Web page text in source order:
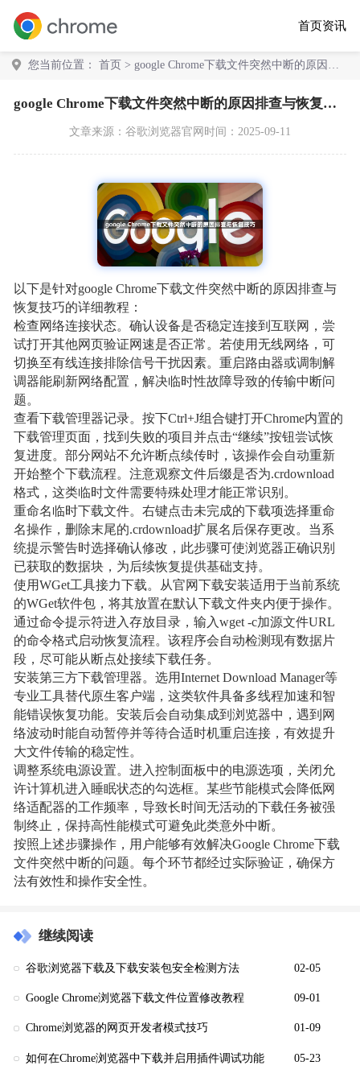
首页资讯
您当前位置： 首页 > google Chrome下载文件突然中断的原因排
google Chrome下载文件突然中断的原因排查与恢复技巧
文章来源： 谷歌浏览器官网 时间：2025-09-11
以下是针对google Chrome下载文件突然中断的原因排查与
恢复技巧的详细教程：
检查网络连接状态。确认设备是否稳定连接到互联网，尝
试打开其他网页验证网速是否正常。若使用无线网络，可
切换至有线连接排除信号干扰因素。重启路由器或调制解
调器能刷新网络配置，解决临时性故障导致的传输中断问
题。
查看下载管理器记录。按下Ctrl+J组合键打开Chrome内置的
下载管理页面，找到失败的项目并点击“继续”按钮尝试恢
复进度。部分网站不允许断点续传时，该操作会自动重新
开始整个下载流程。注意观察文件后缀是否为.crdownload
格式，这类临时文件需要特殊处理才能正常识别。
重命名临时下载文件。右键点击未完成的下载项选择重命
名操作，删除末尾的.crdownload扩展名后保存更改。当系
统提示警告时选择确认修改，此步骤可使浏览器正确识别
已获取的数据块，为后续恢复提供基础支持。
使用WGet工具接力下载。从官网下载安装适用于当前系统
的WGet软件包，将其放置在默认下载文件夹内便于操作。
通过命令提示符进入存放目录，输入wget -c加源文件URL
的命令格式启动恢复流程。该程序会自动检测现有数据片
段，尽可能从断点处接续下载任务。
安装第三方下载管理器。选用Internet Download Manager等
专业工具替代原生客户端，这类软件具备多线程加速和智
能错误恢复功能。安装后会自动集成到浏览器中，遇到网
络波动时能自动暂停并等待合适时机重启连接，有效提升
大文件传输的稳定性。
调整系统电源设置。进入控制面板中的电源选项，关闭允
许计算机进入睡眠状态的勾选框。某些节能模式会降低网
络适配器的工作频率，导致长时间无活动的下载任务被强
制终止，保持高性能模式可避免此类意外中断。
按照上述步骤操作，用户能够有效解决Google Chrome下载
文件突然中断的问题。每个环节都经过实际验证，确保方
法有效性和操作安全性。
继续阅读
谷歌浏览器下载及下载安装包安全检测方法 02-05
Google Chrome浏览器下载文件位置修改教程 09-01
Chrome浏览器的网页开发者模式技巧 01-09
如何在Chrome浏览器中下载并启用插件调试功能 05-23